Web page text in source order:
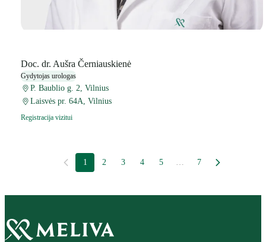
Doc. dr. Aušra Černiauskienė
Gydytojas urologas
P. Baublio g. 2, Vilnius
Laisvės pr. 64A, Vilnius
Registracija vizitui
1 2 3 4 5 … 7